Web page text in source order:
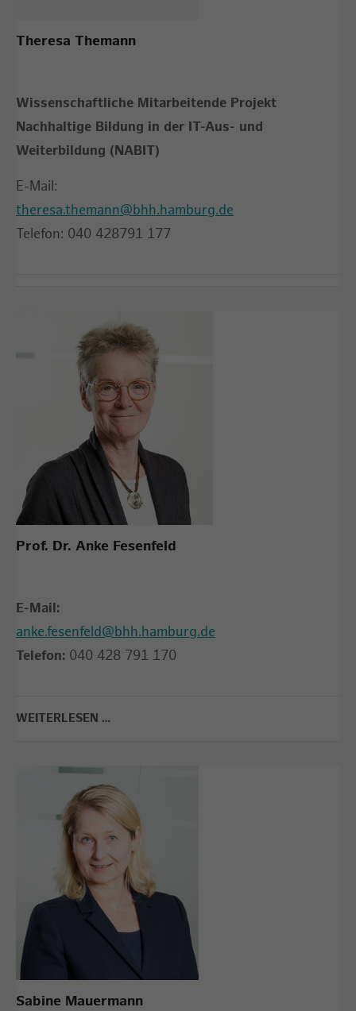
Theresa Themann
Wissenschaftliche Mitarbeitende Projekt
Nachhaltige Bildung in der IT-Aus- und
Weiterbildung (NABIT)
E-Mail:
theresa.themann@bhh.hamburg.de
Telefon: 040 428791 177
Prof. Dr. Anke Fesenfeld
E-Mail:
anke.fesenfeld@bhh.hamburg.de
Telefon: 040 428 791 170
WEITERLESEN …
Sabine Mauermann